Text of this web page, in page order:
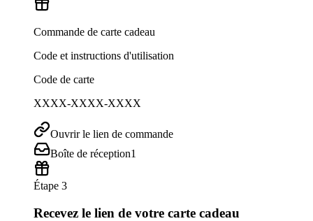
Commande de carte cadeau
Code et instructions d'utilisation
Code de carte
XXXX-XXXX-XXXX
Ouvrir le lien de commande
Boîte de réception1
Étape 3
Recevez le lien de votre carte cadeau